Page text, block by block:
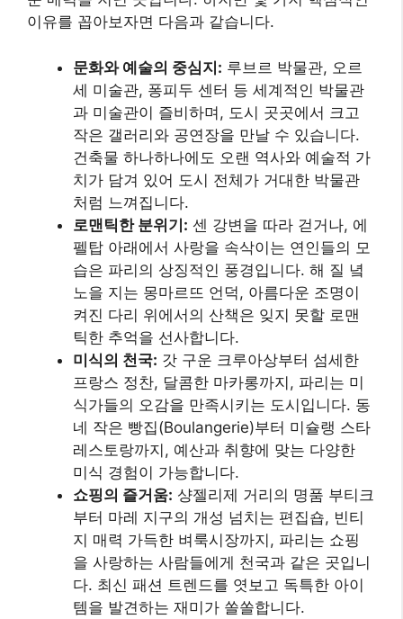
이유를 꼽아보자면 다음과 같습니다.
문화와 예술의 중심지: 루브르 박물관, 오르
세 미술관, 퐁피두 센터 등 세계적인 박물관
과 미술관이 즐비하며, 도시 곳곳에서 크고
작은 갤러리와 공연장을 만날 수 있습니다.
건축물 하나하나에도 오랜 역사와 예술적 가
치가 담겨 있어 도시 전체가 거대한 박물관
처럼 느껴집니다.
로맨틱한 분위기: 센 강변을 따라 걷거나, 에
펠탑 아래에서 사랑을 속삭이는 연인들의 모
습은 파리의 상징적인 풍경입니다. 해 질 녘
노을 지는 몽마르뜨 언덕, 아름다운 조명이
켜진 다리 위에서의 산책은 잊지 못할 로맨
틱한 추억을 선사합니다.
미식의 천국: 갓 구운 크루아상부터 섬세한
프랑스 정찬, 달콤한 마카롱까지, 파리는 미
식가들의 오감을 만족시키는 도시입니다. 동
네 작은 빵집(Boulangerie)부터 미슐랭 스타
레스토랑까지, 예산과 취향에 맞는 다양한
미식 경험이 가능합니다.
쇼핑의 즐거움: 샹젤리제 거리의 명품 부티크
부터 마레 지구의 개성 넘치는 편집숍, 빈티
지 매력 가득한 벼룩시장까지, 파리는 쇼핑
을 사랑하는 사람들에게 천국과 같은 곳입니
다. 최신 패션 트렌드를 엿보고 독특한 아이
템을 발견하는 재미가 쏠쏠합니다.